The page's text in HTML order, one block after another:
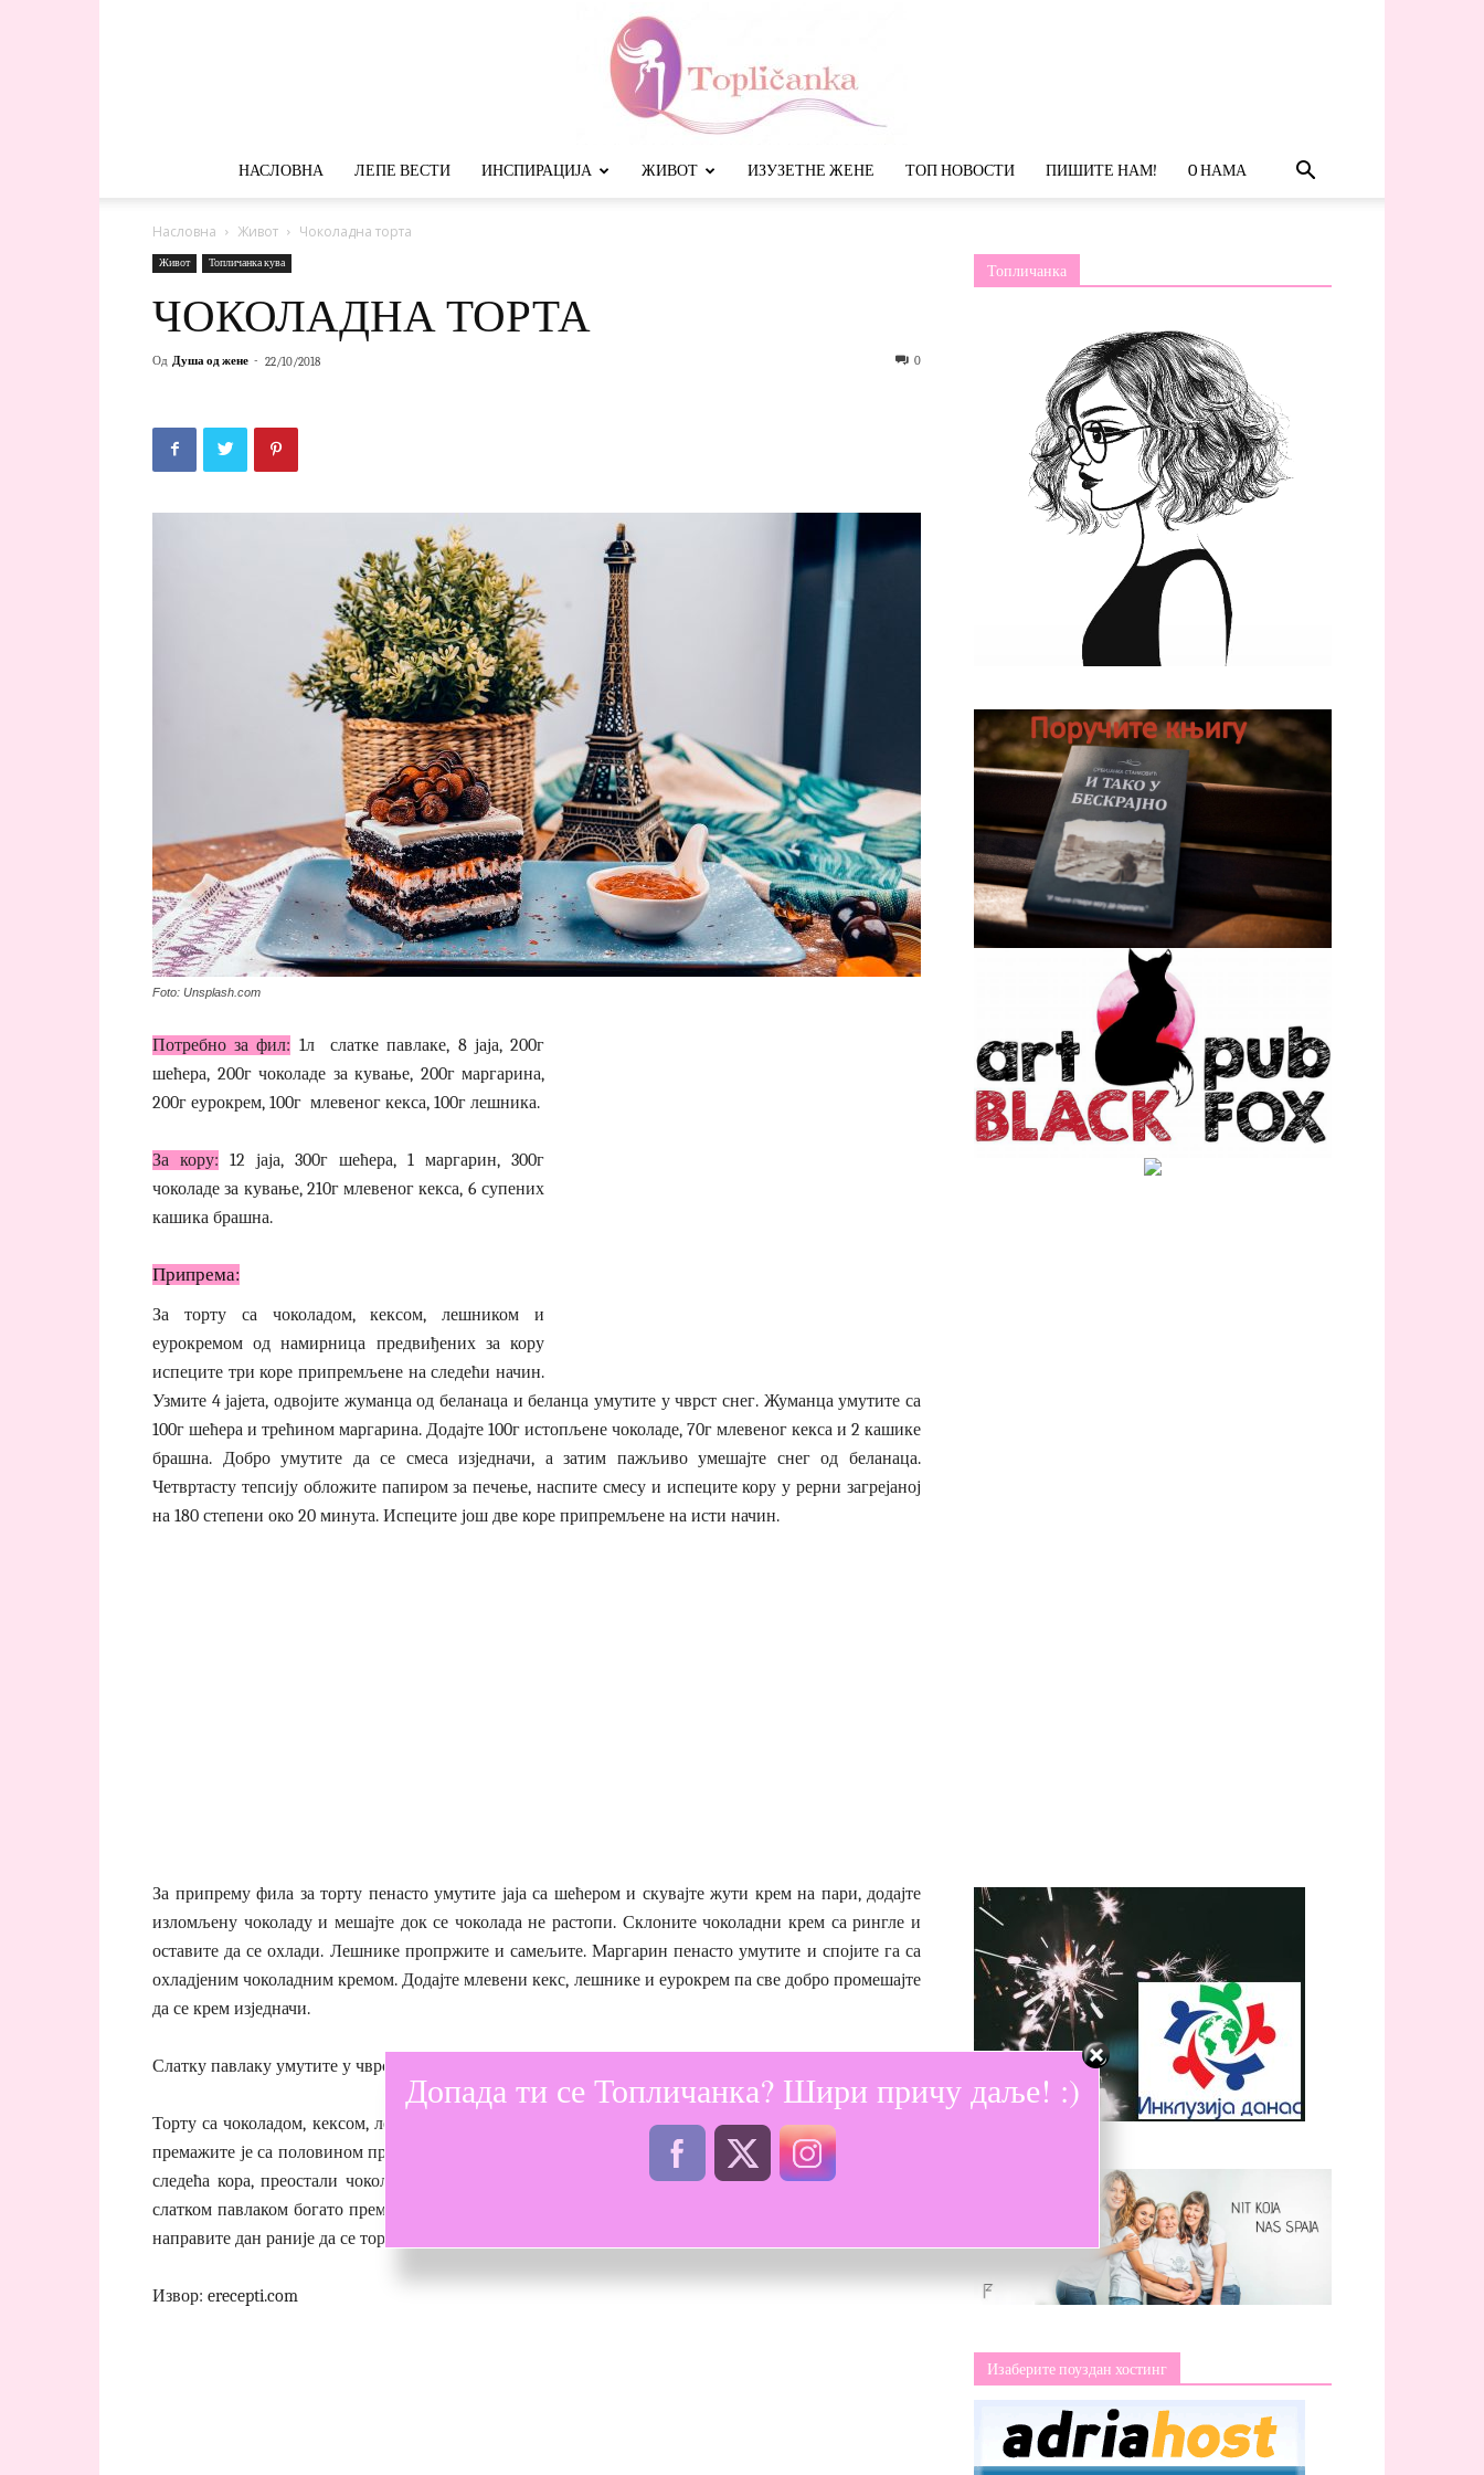
НАСЛОВНА ЛЕПЕ ВЕСТИ ИНСПИРАЦИЈА ЖИВОТ ИЗУЗЕТНЕ ЖЕНЕ ТОП НОВОСТИ ПИШИТЕ НАМ! O НАМА
Насловна Живот Чоколадна торта
Живот Топличанка кува
ЧОКОЛАДНА ТОРТА
Од Душа од жене - 22/10/2018 0
Foto: Unsplash.com
Потребно за фил: 1л слатке павлаке, 8 јаја, 200г
шећера, 200г чоколаде за кување, 200г маргарина,
200г еурокрем, 100г млевеног кекса, 100г лешника.
За кору: 12 јаја, 300г шећера, 1 маргарин, 300г
чоколаде за кување, 210г млевеног кекса, 6 супених
кашика брашна.
Припрема:
За торту са чоколадом, кексом, лешником и
еурокремом од намирница предвиђених за кору
испеците три коре припремљене на следећи начин.
Узмите 4 јајета, одвојите жуманца од беланаца и беланца умутите у чврст снег. Жуманца умутите са
100г шећера и трећином маргарина. Додајте 100г истопљене чоколаде, 70г млевеног кекса и 2 кашике
брашна. Добро умутите да се смеса изједначи, а затим пажљиво умешајте снег од беланаца.
Четвртасту тепсију обложите папиром за печење, наспите смесу и испеците кору у рерни загрејаној
на 180 степени око 20 минута. Испеците још две коре припремљене на исти начин.
За припрему фила за торту пенасто умутите јаја са шећером и скувајте жути крем на пари, додајте
изломљену чоколаду и мешајте док се чоколада не растопи. Склоните чоколадни крем са рингле и
оставите да се охлади. Лешнике пропржите и самељите. Маргарин пенасто умутите и спојите га са
охладјеним чоколадним кремом. Додајте млевени кекс, лешнике и еурокрем па све добро промешајте
да се крем изједначи.
Слатку павлаку умутите у чврст шлаг у већој посуди.
Торту са чоколадом, кексом, лешником и еурокремом филујте на следећи начин: прво ставите кору,
премажите је са половином припремљеног фила, затин нанесите четвртину умућене слатке павлаке,
следећа кора, преостали чоколадни фил, четвртина слатке павлаке, последња кора, па преосталом
слатком павлаком богато премажите целу торту. Торту можете украсити чоколадом по жељи. Торту
направите дан раније да се торта лепо повеже и сједини.
Извор: erecepti.com
Топличанка
Изаберите поуздан хостинг
Допада ти се Топличанка? Шири причу даље! :)